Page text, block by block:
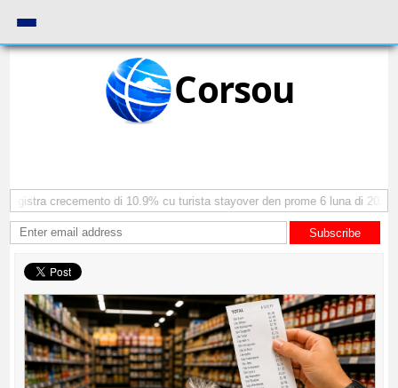
Corsou
crecemento di 10.9% cu turista stayover den prome 6 luna di 2026
Subscribe